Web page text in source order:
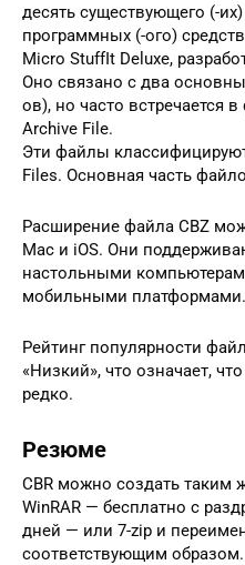
десять существующего (-
программных (-ого)
Micro StuffIt Deluxe,
Оно связано с два
ов), но часто встречается
Archive File.
Эти файлы
Files. Основная часть
Расширение файла CBZ
Mac и iOS. Они
настольными
мобильными платформами.
Рейтинг популярности
«Низкий», что означает,
редко.
Резюме
CBR можно создать таким
WinRAR — бесплатно с
дней — или 7-zip и
соответствующим